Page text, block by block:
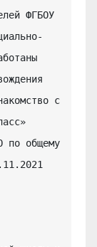
ФГБОУ
с
по общему